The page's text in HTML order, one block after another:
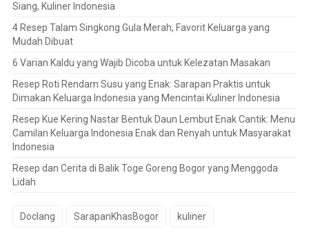
Siang, Kuliner Indonesia
4 Resep Talam Singkong Gula Merah, Favorit Keluarga yang
Mudah Dibuat
6 Varian Kaldu yang Wajib Dicoba untuk Kelezatan Masakan
Resep Roti Rendam Susu yang Enak: Sarapan Praktis untuk
Dimakan Keluarga Indonesia yang Mencintai Kuliner Indonesia
Resep Kue Kering Nastar Bentuk Daun Lembut Enak Cantik: Menu
Camilan Keluarga Indonesia Enak dan Renyah untuk Masyarakat
Indonesia
Resep dan Cerita di Balik Toge Goreng Bogor yang Menggoda
Lidah
Doclang SarapanKhasBogor kuliner